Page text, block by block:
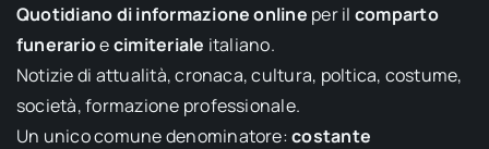
Quotidiano di informazione online per il comparto
funerarioecimiteriale italiano.
Notizie di attualità, cronaca, cultura, poltica, costume,
società, formazione professionale.
Un unico comune denominatore:costante